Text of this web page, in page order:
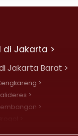
di Jakarta >
Jakarta Barat >
>
>
>